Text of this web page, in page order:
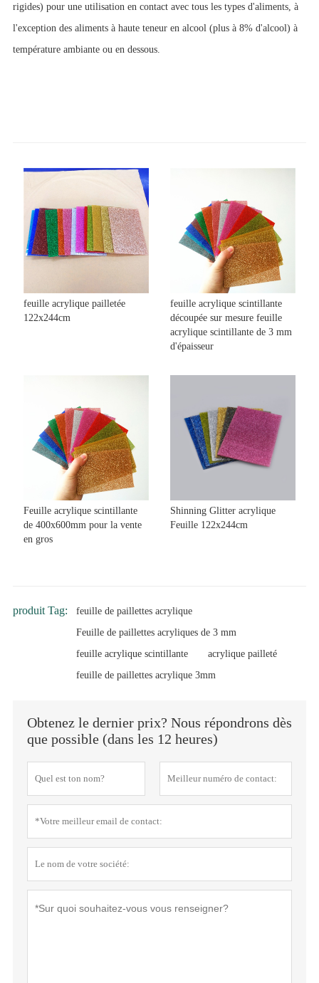
rigides) pour une utilisation en contact avec tous les types d'aliments, à
l'exception des aliments à haute teneur en alcool (plus à 8% d'alcool) à
température ambiante ou en dessous.
feuille acrylique pailletée
122x244cm
feuille acrylique scintillante
découpée sur mesure feuille
acrylique scintillante de 3 mm
d'épaisseur
Feuille acrylique scintillante
de 400x600mm pour la vente
en gros
Shinning Glitter acrylique
Feuille 122x244cm
produit Tag:
feuille de paillettes acrylique
Feuille de paillettes acryliques de 3 mm
feuille acrylique scintillante
acrylique pailleté
feuille de paillettes acrylique 3mm
Obtenez le dernier prix? Nous répondrons dès
que possible (dans les 12 heures)